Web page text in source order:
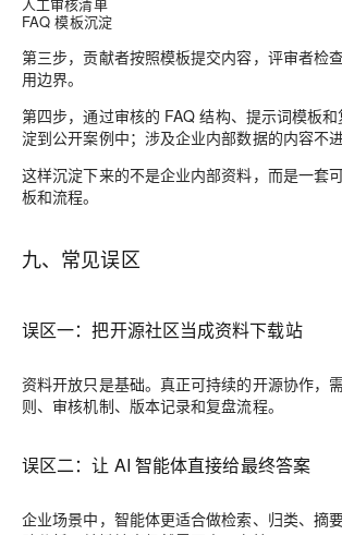
FAQ 模板沉淀
第三步，贡献者按照模板提交内容，评审者检
用边界。
第四步，通过审核的 FAQ 结构、提示词模板
淀到公开案例中；涉及企业内部数据的内容不
这样沉淀下来的不是企业内部资料，而是一套
板和流程。
九、常见误区
误区一：把开源社区当成资料下载站
资料开放只是基础。真正可持续的开源协作，
则、审核机制、版本记录和复盘流程。
误区二：让 AI 智能体直接给最终答案
企业场景中，智能体更适合做检索、归类、摘